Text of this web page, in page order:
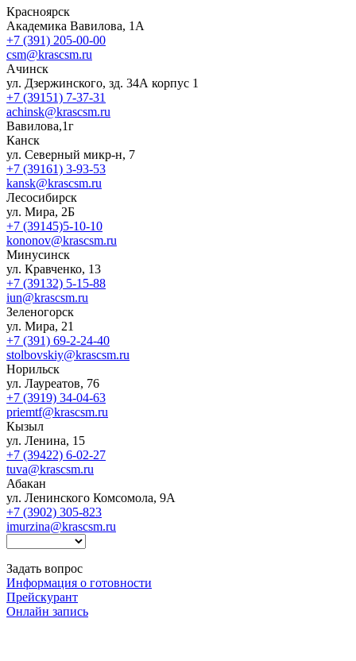
Красноярск
Академика Вавилова, 1А
+7 (391) 205-00-00
csm@krascsm.ru
Ачинск
ул. Дзержинского, зд. 34А корпус 1
+7 (39151) 7-37-31
achinsk@krascsm.ru
Вавилова,1г
Канск
ул. Северный микр-н, 7
+7 (39161) 3-93-53
kansk@krascsm.ru
Лесосибирск
ул. Мира, 2Б
+7 (39145)5-10-10
kononov@krascsm.ru
Минусинск
ул. Кравченко, 13
+7 (39132) 5-15-88
iun@krascsm.ru
Зеленогорск
ул. Мира, 21
+7 (391) 69-2-24-40
stolbovskiy@krascsm.ru
Норильск
ул. Лауреатов, 76
+7 (3919) 34-04-63
priemtf@krascsm.ru
Кызыл
ул. Ленина, 15
+7 (39422) 6-02-27
tuva@krascsm.ru
Абакан
ул. Ленинского Комсомола, 9А
+7 (3902) 305-823
imurzina@krascsm.ru
Задать вопрос
Информация о готовности
Прейскурант
Онлайн запись